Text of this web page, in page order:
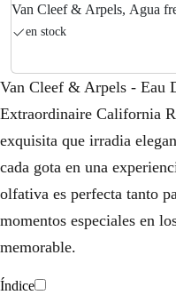
1
7
,
0
€
,
0
€
.
Van Cleef & Arpels, Agua
en stock
Van Cleef & Arpels - Eau
Extraordinaire California
exquisita que irradia
cada gota en una
olfativa es perfecta tanto
momentos especiales en
memorable.
Índice